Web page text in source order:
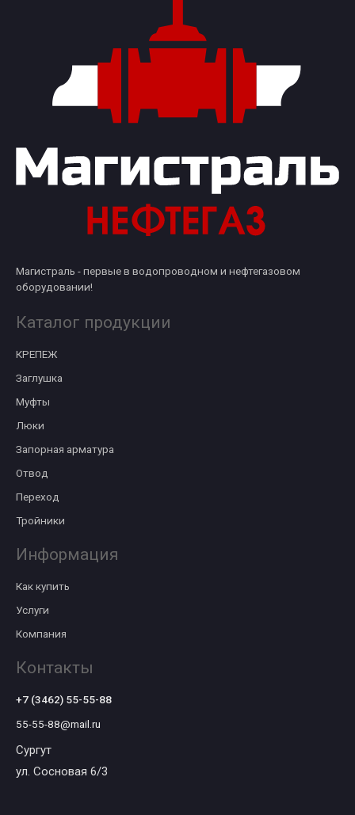
Магистраль - первые в водопроводном и нефтегазовом
оборудовании!
Каталог продукции
КРЕПЕЖ
Заглушка
Муфты
Люки
Запорная арматура
Отвод
Переход
Тройники
Информация
Как купить
Услуги
Компания
Контакты
+7 (3462) 55-55-88
55-55-88@mail.ru
Сургут
ул. Сосновая 6/3